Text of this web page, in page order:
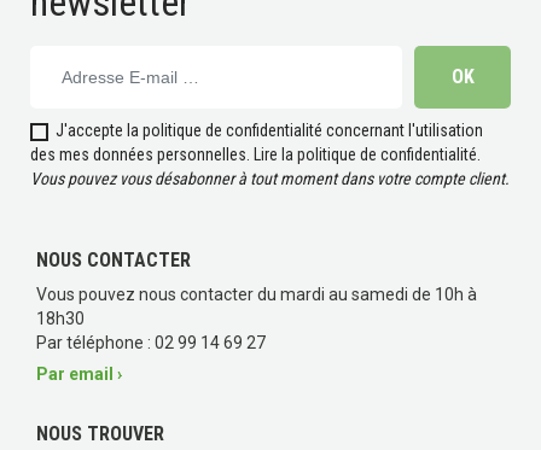
J'accepte la politique de confidentialité concernant l'utilisation
des mes données personnelles.
Lire la politique de confidentialité
Vous pouvez vous désabonner à tout moment dans votre compte client.
NOUS CONTACTER
Vous pouvez nous contacter du mardi au samedi de 10h à
18h30
Par téléphone : 02 99 14 69 27
Par email ›
NOUS TROUVER